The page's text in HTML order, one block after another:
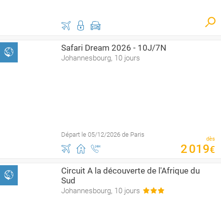
Safari Dream 2026 - 10J/7N
Johannesbourg, 10 jours
Départ le 05/12/2026 de Paris
dès
2019€
Circuit A la découverte de l'Afrique du
Sud
Johannesbourg, 10 jours